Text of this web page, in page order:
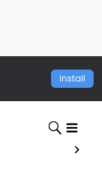
Install